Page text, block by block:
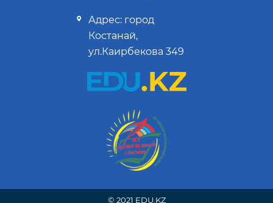
Адрес: город
Костанай,
ул.Каирбекова 349
© 2021 EDU.KZ